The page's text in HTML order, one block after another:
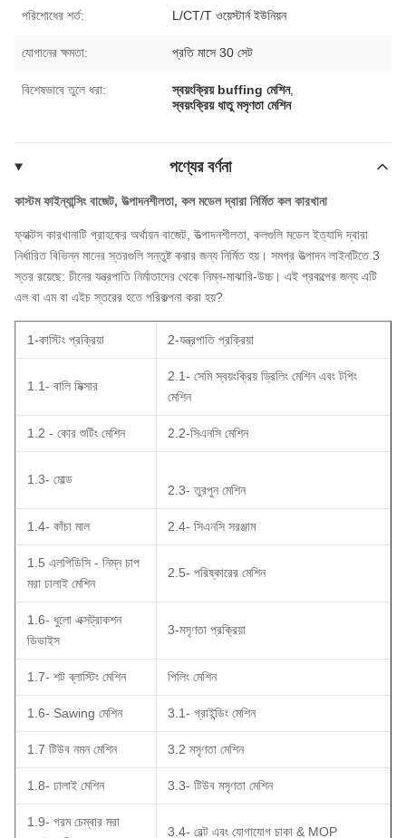
পরিশোধের শর্ত: L/CT/T ওয়েস্টার্ন ইউনিয়ন
যোগানের ক্ষমতা: প্রতি মাসে 30 সেট
বিশেষভাবে তুলে ধরা: স্বয়ংক্রিয় buffing মেশিন,
স্বয়ংক্রিয় ধাতু মসৃণতা মেশিন
পণ্যের বর্ণনা
কাস্টম ফাইন্যান্সিং বাজেট, উত্পাদনশীলতা, কল মডেল দ্বারা নির্মিত কল কারখানা
ফ্যাক্টস কারখানাটি গ্রাহকের অর্থায়ন বাজেট, উত্পাদনশীলতা, কলগুলি মডেল ইত্যাদি দ্বারা
নির্ধারিত বিভিন্ন মানের স্তরগুলি সন্তুষ্ট করার জন্য নির্মিত হয়। সমগ্র উত্পাদন লাইনটিতে 3
স্তর রয়েছে: চীনের যন্ত্রপাতি নির্মাতাদের থেকে নিম্ন-মাঝারি-উচ্চ। এই প্রকল্পের জন্য এটি
এল বা এম বা এইচ স্তরের হতে পরিকল্পনা করা হয়?
1-কাস্টিং প্রক্রিয়া 2-যন্ত্রপাতি প্রক্রিয়া
1.1- বালি মিক্সার
2.1- সেমি স্বয়ংক্রিয় ড্রিলিং মেশিন এবং টপিং
মেশিন
1.2 - কোর শুটিং মেশিন 2.2-সিএনসি মেশিন
1.3- মোল্ড
2.3- তুরপুন মেশিন
1.4- কাঁচা মাল 2.4- সিএনসি সরঞ্জাম
1.5 এলপিডিসি - নিম্ন চাপ
মরা ঢালাই মেশিন
2.5- পরিষ্কারের মেশিন
1.6- ধুলো এক্সট্রাকশন
ডিভাইস
3-মসৃণতা প্রক্রিয়া
1.7- শট ব্লাস্টিং মেশিন পিলিং মেশিন
1.6- Sawing মেশিন 3.1- গ্রাইন্ডিং মেশিন
1.7 টিউব নমন মেশিন 3.2 মসৃণতা মেশিন
1.8- ঢালাই মেশিন 3.3- টিউব মসৃণতা মেশিন
1.9- গরম চেম্বার মরা
3.4- বেল্ট এবং যোগাযোগ চাকা & MOP